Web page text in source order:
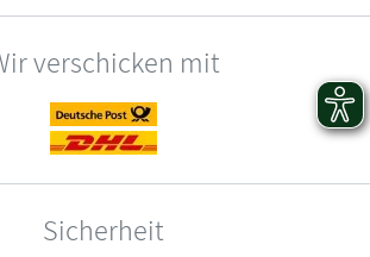
verschicken mit
Sicherheit